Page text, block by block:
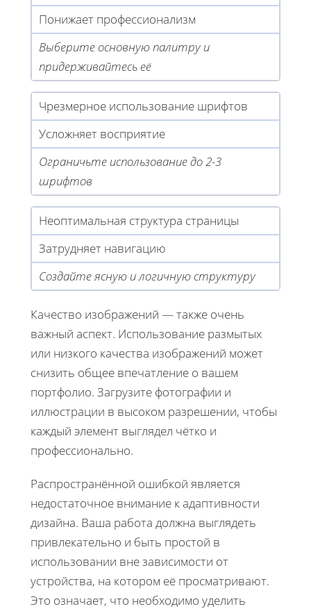
Понижает профессионализм
Выберите основную палитру и
придерживайтесь её
Чрезмерное использование шрифтов
Усложняет восприятие
Ограничьте использование до 2-3
шрифтов
Неоптимальная структура страницы
Затрудняет навигацию
Создайте ясную и логичную структуру
Качество изображений — также очень
важный аспект. Использование размытых
или низкого качества изображений может
снизить общее впечатление о вашем
портфолио. Загрузите фотографии и
иллюстрации в высоком разрешении, чтобы
каждый элемент выглядел чётко и
профессионально.
Распространённой ошибкой является
недостаточное внимание к адаптивности
дизайна. Ваша работа должна выглядеть
привлекательно и быть простой в
использовании вне зависимости от
устройства, на котором её просматривают.
Это означает, что необходимо уделить